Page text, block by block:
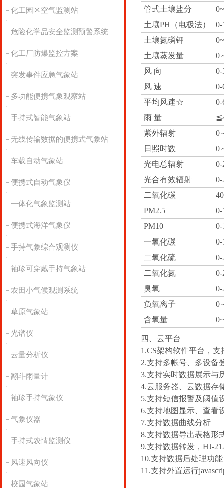
化工园区空气监测站
危险化学品安全监测预警系统
化工厂防爆监控方案
突发事件应急气象站
多功能便携气象观察站
手持式智能气象站
无线传输数据的便携式气象站
车载自动气象站
便携式自动气象仪
一体化气象监测站
便携式海洋气象仪
手持气象综合观测仪
袖珍可穿戴手持气象站
农田小气候观测系统
草原气象站
光谱仪
云量分析仪
翻斗雨量计
袖珍手持气象仪
气象仪器
手持式农情监测仪
风速风向仪
校园气象站
管式土壤盐分
土壤PH（电极法）
0-
土壤氮磷钾
土壤蒸发量
0
风 向
0-
风 速
0-
平均风速☆
0-
雨 量
紫外辐射
0
日照时数
0
光电总辐射
0-
光合有效辐射
0-
二氧化碳
PM2.5
0-
PM10
0-
一氧化碳
0-
二氧化硫
0-
二氧化氮
0-
臭氧
0-
负氧离子
0
含氧量
四、云平台
1.CS架构软件平台，
2.支持多帐号、多设备
3.支持实时数据展示与
4.云服务器、云数据存
5.支持短信报警及阈值
6.支持地图显示、查看
7.支持数据曲线分析
8.支持数据导出表格形
9.支持数据转发，HJ-
10.支持数据后处理功能
11.支持外置运行